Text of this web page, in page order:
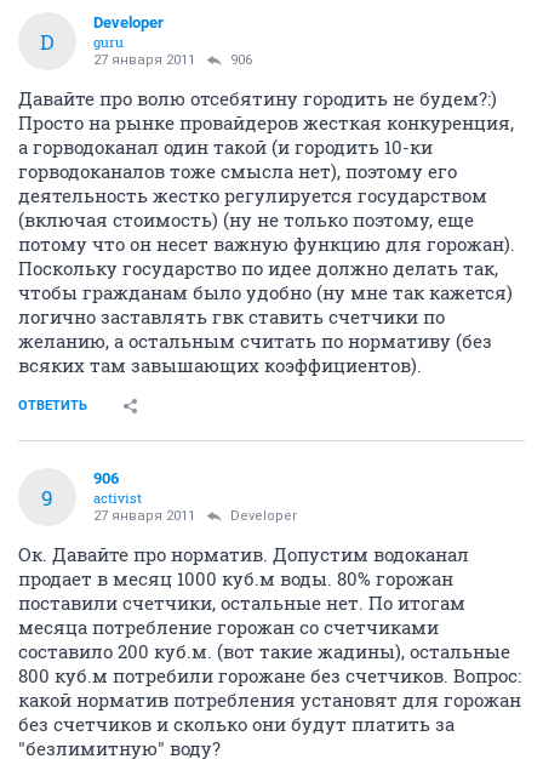
D
Developer
guru
27 января 2011 906
Давайте про волю отсебятину городить не будем?:)
Просто на рынке провайдеров жесткая конкуренция,
а горводоканал один такой (и городить 10-ки
горводоканалов тоже смысла нет), поэтому его
деятельность жестко регулируется государством
(включая стоимость) (ну не только поэтому, еще
потому что он несет важную функцию для горожан).
Поскольку государство по идее должно делать так,
чтобы гражданам было удобно (ну мне так кажется)
логично заставлять гвк ставить счетчики по
желанию, а остальным считать по нормативу (без
всяких там завышающих коэффициентов).
ОТВЕТИТЬ
9
906
activist
27 января 2011 Developer
Ок. Давайте про норматив. Допустим водоканал
продает в месяц 1000 куб.м воды. 80% горожан
поставили счетчики, остальные нет. По итогам
месяца потребление горожан со счетчиками
составило 200 куб.м. (вот такие жадины), остальные
800 куб.м потребили горожане без счетчиков. Вопрос:
какой норматив потребления установят для горожан
без счетчиков и сколько они будут платить за
"безлимитную" воду?